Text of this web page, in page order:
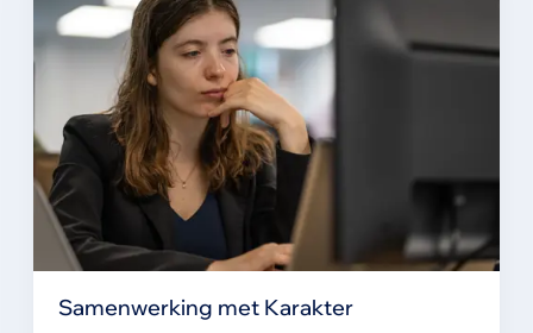
Samenwerking met Karakter